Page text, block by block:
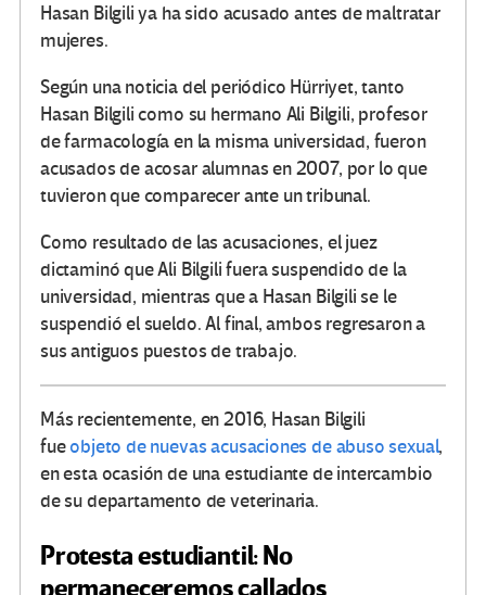
Hasan Bilgili ya ha sido acusado antes de maltratar
mujeres.
Según una noticia del periódico Hürriyet, tanto
Hasan Bilgili como su hermano Ali Bilgili, profesor
de farmacología en la misma universidad, fueron
acusados de acosar alumnas en 2007, por lo que
tuvieron que comparecer ante un tribunal.
Como resultado de las acusaciones, el juez
dictaminó que Ali Bilgili fuera suspendido de la
universidad, mientras que a Hasan Bilgili se le
suspendió el sueldo. Al final, ambos regresaron a
sus antiguos puestos de trabajo.
Más recientemente, en 2016, Hasan Bilgili
fueobjeto de nuevas acusaciones de abuso sexual,
en esta ocasión de una estudiante de intercambio
de su departamento de veterinaria.
Protesta estudiantil: No